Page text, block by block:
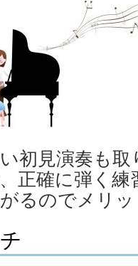
初見演奏も
正確に弾く
るのでメリ